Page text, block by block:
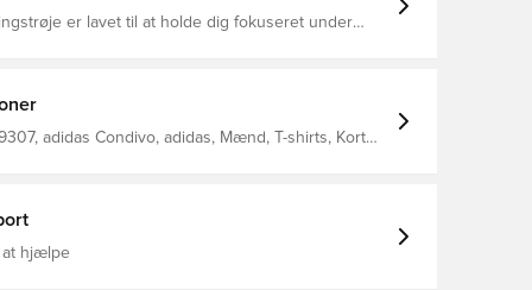
er lavet til at holde dig fokuseret under
komfortabel, tør og afkølet Fremstillet i
polyester.
adidas Condivo, adidas, Mænd, T-shirts, Kort
at hjælpe